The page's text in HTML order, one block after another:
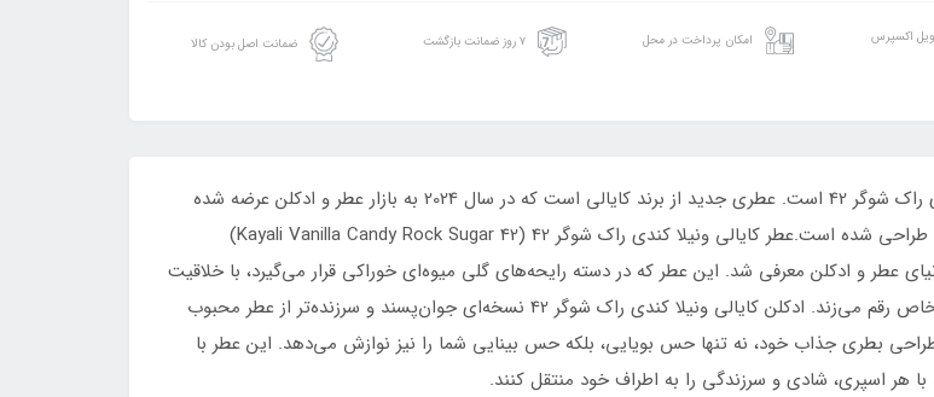
اکسپرس امکان پرداخت در محل ۷ روز ضمانت بازگشت ضمانت اصل بودن کالا
عطر ادکلن فراگرنس ورد مدل الی سیا وانیلا سوگر رایحه کایالی ونیلا کندی راک شوگر 42 است. عطری جدید از برند کایالی است که در سال 2024 به بازار عطر و ادکلن عرضه شده
است. این عطر با رایحه گلی میوه‌ای خوراکی و طبعی شیرین، برای بانوان طراحی شده است.عطر کایالی ونیلا کندی راک شوگر 42 (Kayali Vanilla Candy Rock Sugar 42)
تازه و دل‌انگیز از برند معروف کایالی است که در سال 2024 به دنیای عطر و ادکلن معرفی شد. این عطر که در دسته رایحه‌های گلی میوه‌ای خوراکی قرار می‌گیرد، با خلاقیت
دو عطرساز برجسته، سفری شیرین و شاداب را برای دوست‌داران عطرهای خاص رقم می‌زند. ادکلن کایالی ونیلا کندی راک شوگر 42 نسخه‌ای جوان‌پسند و سرزنده‌تر از عطر محبوب
بطری جذاب خود، نه تنها حس بویایی، بلکه حس بینایی شما را نیز نوازش می‌دهد. این عطر با
هر اسپری، شادی و سرزندگی را به اطراف خود منتقل کنند.